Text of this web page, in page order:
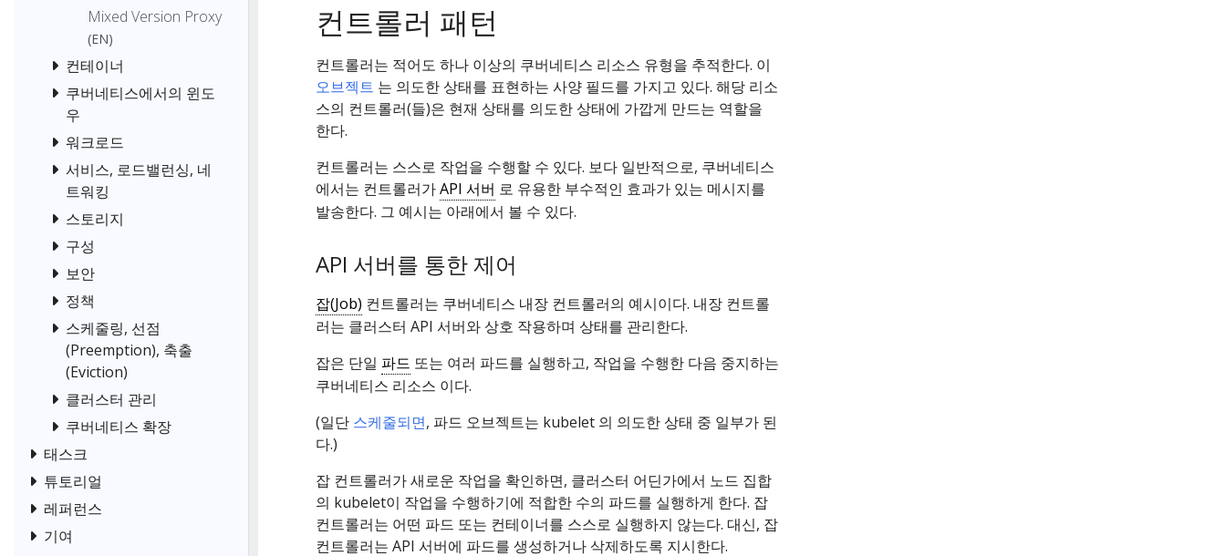
Mixed Version Proxy
(EN)
컨테이너
쿠버네티스에서의 윈도
우
워크로드
서비스, 로드밸런싱, 네
트워킹
스토리지
구성
보안
정책
스케줄링, 선점
(Preemption), 축출
(Eviction)
클러스터 관리
쿠버네티스 확장
태스크
튜토리얼
레퍼런스
기여
컨트롤러 패턴
컨트롤러는 적어도 하나 이상의 쿠버네티스 리소스 유형을 추적한다. 이
오브젝트 는 의도한 상태를 표현하는 사양 필드를 가지고 있다. 해당 리소
스의 컨트롤러(들)은 현재 상태를 의도한 상태에 가깝게 만드는 역할을
한다.
컨트롤러는 스스로 작업을 수행할 수 있다. 보다 일반적으로, 쿠버네티스
에서는 컨트롤러가API 서버 로 유용한 부수적인 효과가 있는 메시지를
발송한다. 그 예시는 아래에서 볼 수 있다.
API 서버를 통한 제어
잡(Job) 컨트롤러는 쿠버네티스 내장 컨트롤러의 예시이다. 내장 컨트롤
러는 클러스터 API 서버와 상호 작용하며 상태를 관리한다.
잡은 단일 파드 또는 여러 파드를 실행하고, 작업을 수행한 다음 중지하는
쿠버네티스 리소스 이다.
(일단 스케줄되면, 파드 오브젝트는 kubelet 의 의도한 상태 중 일부가 된
다.)
잡 컨트롤러가 새로운 작업을 확인하면, 클러스터 어딘가에서 노드 집합
의 kubelet이 작업을 수행하기에 적합한 수의 파드를 실행하게 한다. 잡
컨트롤러는 어떤 파드 또는 컨테이너를 스스로 실행하지 않는다. 대신, 잡
컨트롤러는 API 서버에 파드를 생성하거나 삭제하도록 지시한다.